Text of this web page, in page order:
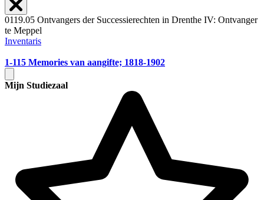
0119.05 Ontvangers der Successierechten in Drenthe IV: Ontvanger
te Meppel
Inventaris
1-115 Memories van aangifte; 1818-1902
Mijn Studiezaal